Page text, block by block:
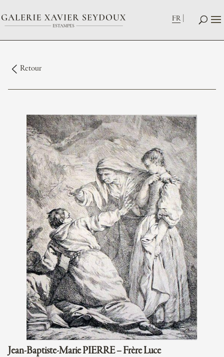
FR
Retour
Jean-Baptiste-Marie PIERRE – Frère Luce